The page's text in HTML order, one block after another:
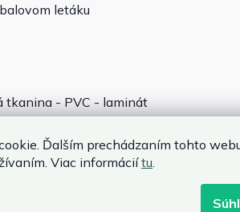
Ďalším prechádzaním tohto
Viac informáciítu.
letáku
tkanina - PVC - laminát
hod